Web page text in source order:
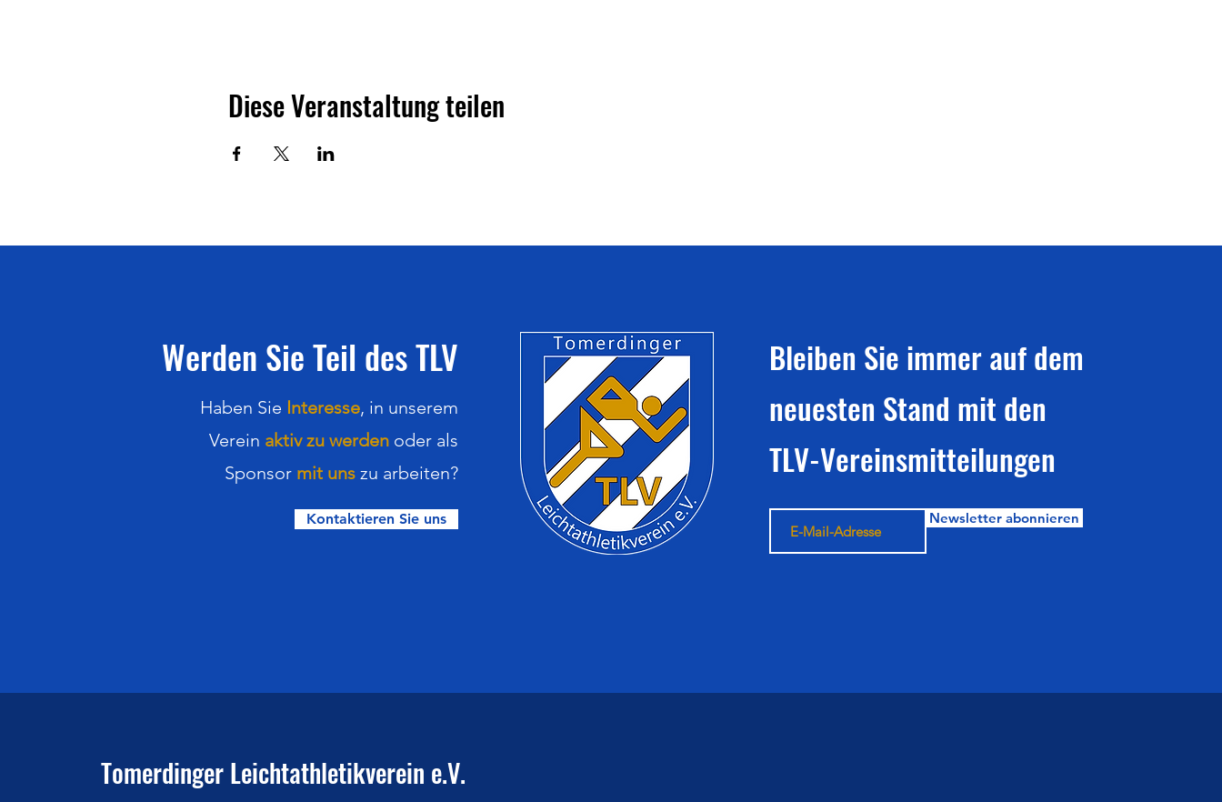
Diese Veranstaltung teilen
Werden Sie Teil des TLV
Haben Sie Interesse, in unserem
Verein aktiv zu werden oder als
Sponsor mit uns zu arbeiten?
Kontaktieren Sie uns
Bleiben Sie immer auf dem
neuesten Stand mit den
TLV-Vereinsmitteilungen
Newsletter abonnieren
Tomerdinger Leichtathletikverein e.V.